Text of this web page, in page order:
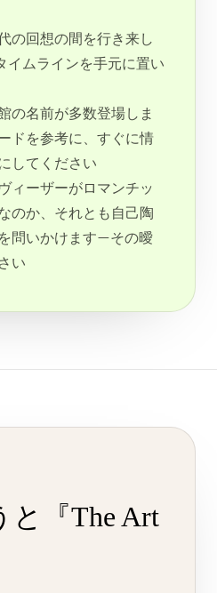
の回想の間を行き来し
ムラインを手元に置い
の名前が多数登場しま
ドを参考に、すぐに情
してください
ィーザーがロマンチッ
のか、それとも自己陶
問いかけます—その曖
い
と『The Art